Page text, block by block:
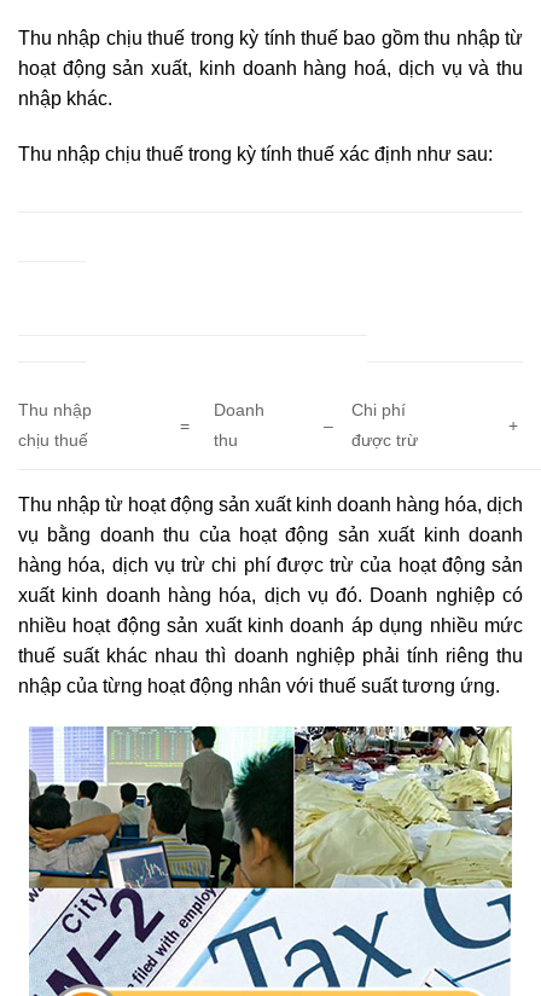
Thu nhập chịu thuế trong kỳ tính thuế bao gồm thu nhập từ
hoạt động sản xuất, kinh doanh hàng hoá, dịch vụ và thu
nhập khác.
Thu nhập chịu thuế trong kỳ tính thuế xác định như sau:
Thu nhập
chịu thuế
=
Doanh
thu
–
Chi phí
được trừ
+
Thu nhập từ hoạt động sản xuất kinh doanh hàng hóa, dịch
vụ bằng doanh thu của hoạt động sản xuất kinh doanh
hàng hóa, dịch vụ trừ chi phí được trừ của hoạt động sản
xuất kinh doanh hàng hóa, dịch vụ đó. Doanh nghiệp có
nhiều hoạt động sản xuất kinh doanh áp dụng nhiều mức
thuế suất khác nhau thì doanh nghiệp phải tính riêng thu
nhập của từng hoạt động nhân với thuế suất tương ứng.